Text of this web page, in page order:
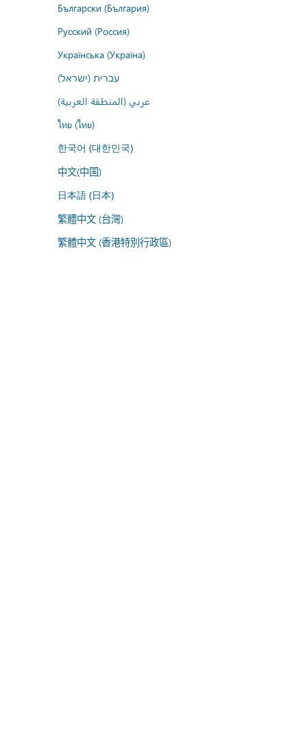
Български (България)
Русский (Россия)
Українська (Україна)
עברית (ישראל)
عربي (المنطقة العربية)
ไทย (ไทย)
한국어 (대한민국)
中文(中国)
日本語 (日本)
繁體中文 (台灣)
繁體中文 (香港特別行政區)